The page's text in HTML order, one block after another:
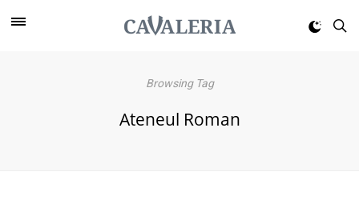
Browsing Tag
Ateneul Roman